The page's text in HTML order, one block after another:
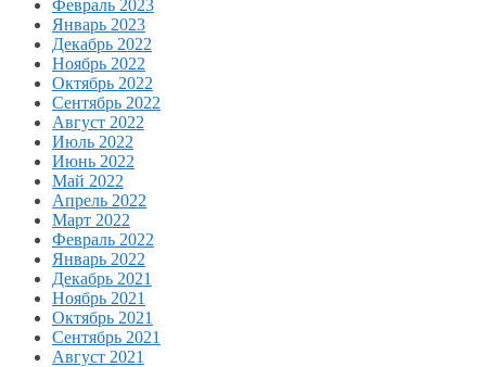
Февраль 2023
Январь 2023
Декабрь 2022
Ноябрь 2022
Октябрь 2022
Сентябрь 2022
Август 2022
Июль 2022
Июнь 2022
Май 2022
Апрель 2022
Март 2022
Февраль 2022
Январь 2022
Декабрь 2021
Ноябрь 2021
Октябрь 2021
Сентябрь 2021
Август 2021